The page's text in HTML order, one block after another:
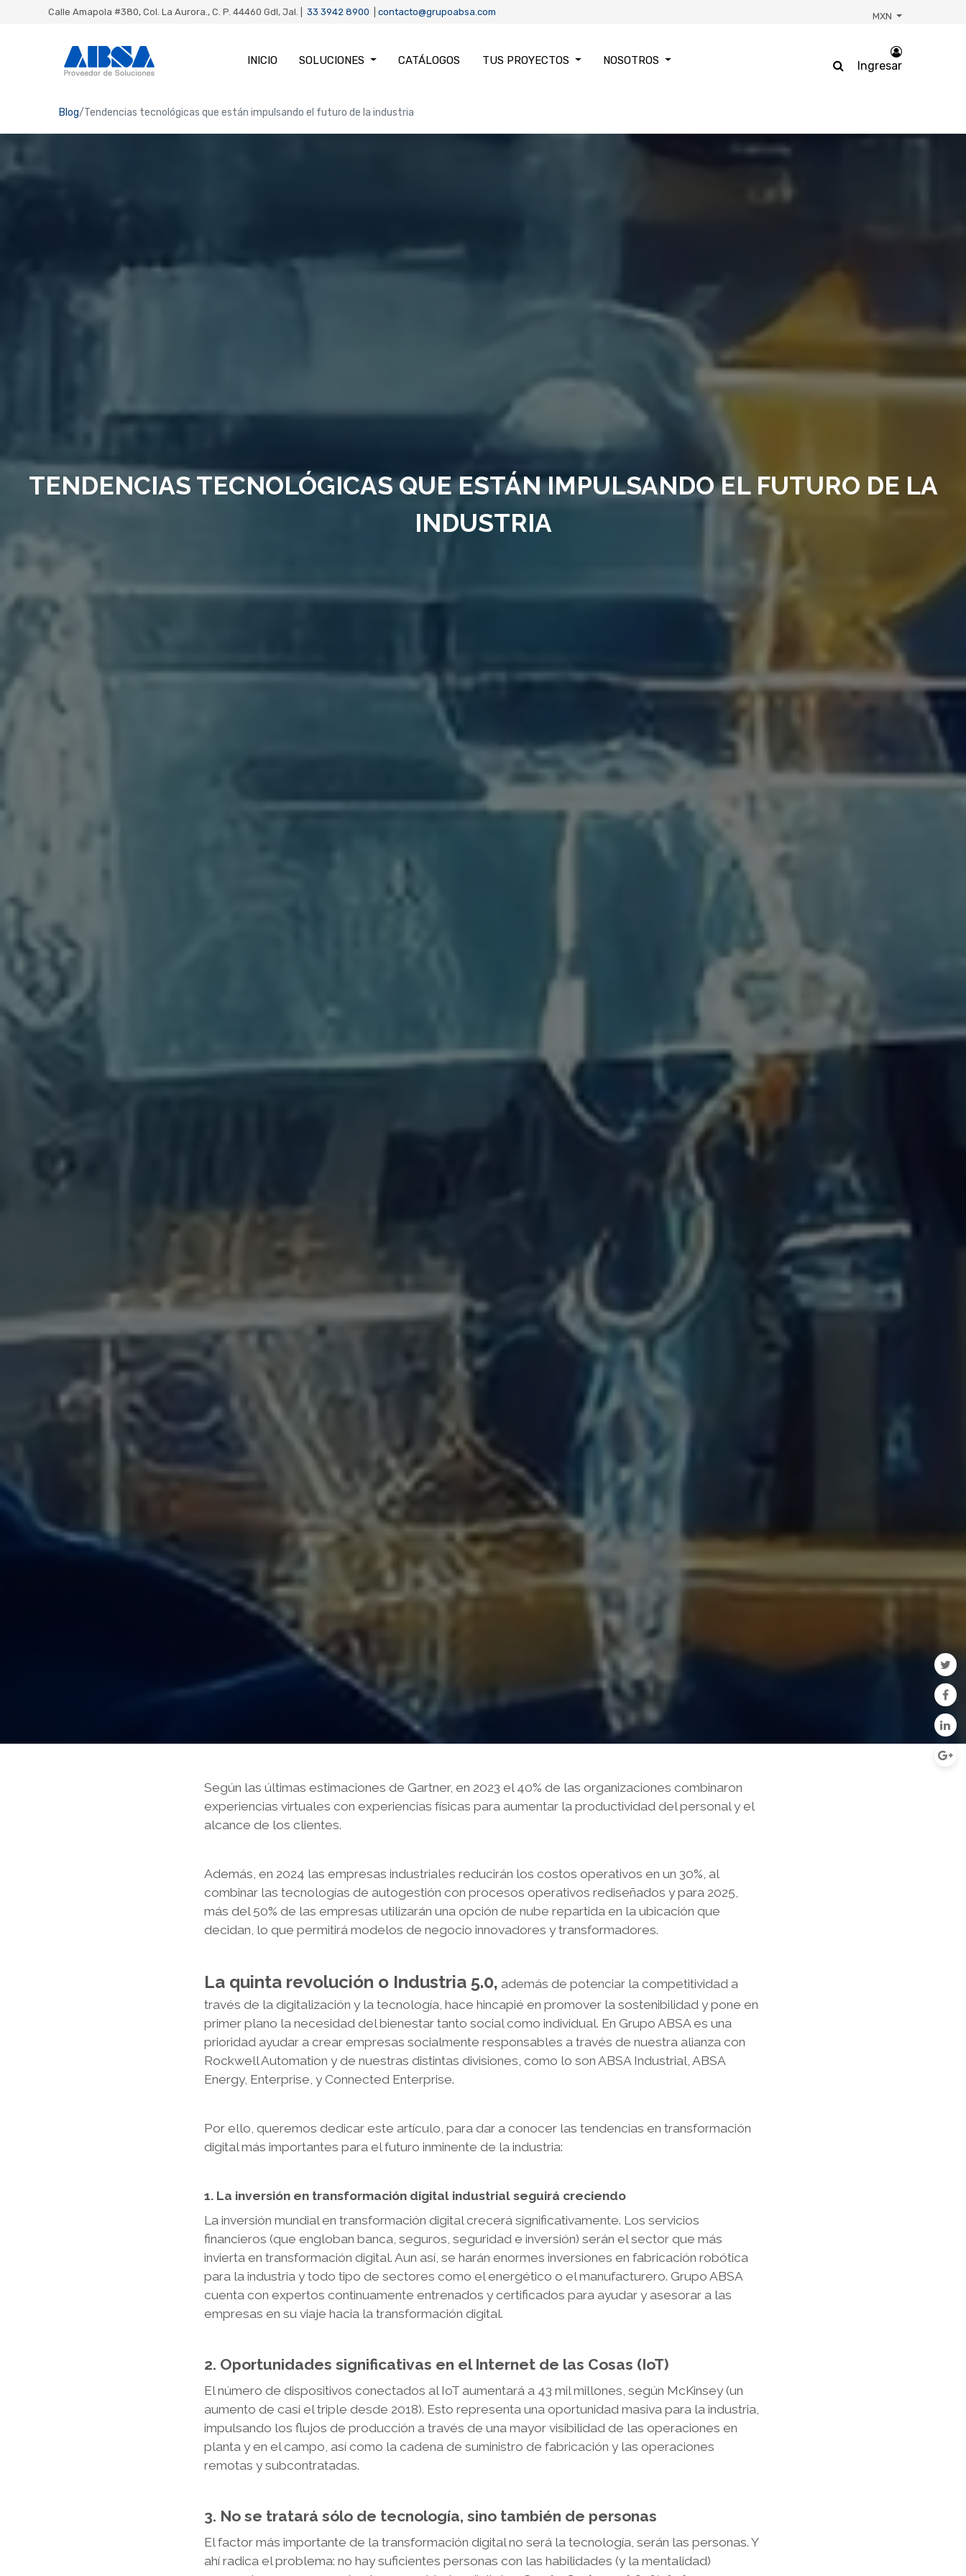
Calle Amapola #380, Col. La Aurora., C. P. 44460 Gdl, Jal. |33 3942 8900 |contacto@grupoabsa.com MXN
INICIO SOLUCIONES CATÁLOGOS TUS PROYECTOS NOSOTROS Ingresar
Blog Tendencias tecnológicas que están impulsando el futuro de la industria
TENDENCIAS TECNOLÓGICAS QUE ESTÁN IMPULSANDO EL FUTURO DE LA
INDUSTRIA
Según las últimas estimaciones de Gartner, en 2023 el 40% de las organizaciones combinaron
experiencias virtuales con experiencias físicas para aumentar la productividad del personal y el
alcance de los clientes.
Además, en 2024 las empresas industriales reducirán los costos operativos en un 30%, al
combinar las tecnologías de autogestión con procesos operativos rediseñados y para 2025,
más del 50% de las empresas utilizarán una opción de nube repartida en la ubicación que
decidan, lo que permitirá modelos de negocio innovadores y transformadores.
La quinta revolución o Industria 5.0, además de potenciar la competitividad a
través de la digitalización y la tecnología, hace hincapié en promover la sostenibilidad y pone en
primer plano la necesidad del bienestar tanto social como individual. En Grupo ABSA es una
prioridad ayudar a crear empresas socialmente responsables a través de nuestra alianza con
Rockwell Automation y de nuestras distintas divisiones, como lo son ABSA Industrial, ABSA
Energy, Enterprise, y Connected Enterprise.
Por ello, queremos dedicar este artículo, para dar a conocer las tendencias en transformación
digital más importantes para el futuro inminente de la industria:
1. La inversión en transformación digital industrial seguirá creciendo
La inversión mundial en transformación digital crecerá significativamente. Los servicios
financieros (que engloban banca, seguros, seguridad e inversión) serán el sector que más
invierta en transformación digital. Aun así, se harán enormes inversiones en fabricación robótica
para la industria y todo tipo de sectores como el energético o el manufacturero. Grupo ABSA
cuenta con expertos continuamente entrenados y certificados para ayudar y asesorar a las
empresas en su viaje hacia la transformación digital.
2. Oportunidades significativas en el Internet de las Cosas (IoT)
El número de dispositivos conectados al IoT aumentará a 43 mil millones, según McKinsey (un
aumento de casi el triple desde 2018). Esto representa una oportunidad masiva para la industria,
impulsando los flujos de producción a través de una mayor visibilidad de las operaciones en
planta y en el campo, así como la cadena de suministro de fabricación y las operaciones
remotas y subcontratadas.
3. No se tratará sólo de tecnología, sino también de personas
El factor más importante de la transformación digital no será la tecnología, serán las personas. Y
ahí radica el problema: no hay suficientes personas con las habilidades (y la mentalidad)